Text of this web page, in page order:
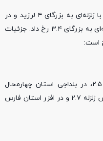
علاوه بر آن بندرخمیر استان هرمزگان با زلزله‌ای به بزرگای ۴ لرزید و در
کشکسرای استان آذربایجان شرقی زلزله‌ای به بزرگای ۳.۴ رخ داد. جزئیات
است:
در گمیش تپه استان گلستان زلزله ۲.۵، در بلداجی استان چهارمحال
وبختیاری زلزله ۲.۸، در قیر استان فارس زلزله ۲.۷ و در افزر استان فارس